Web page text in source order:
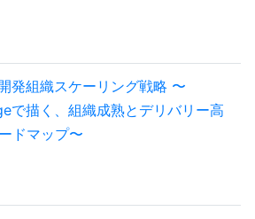
発組織スケーリング戦略 〜
で描く、組織成熟とデリバリー高
ドマップ〜